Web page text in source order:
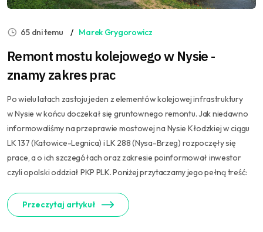
65 dni temu Marek Grygorowicz
Remont mostu kolejowego w Nysie -
znamy zakres prac
Po wielu latach zastoju jeden z elementów kolejowej infrastruktury
w Nysie w końcu doczekał się gruntownego remontu. Jak niedawno
informowaliśmy na przeprawie mostowej na Nysie Kłodzkiej w ciągu
LK 137 (Katowice-Legnica) i LK 288 (Nysa-Brzeg) rozpoczęły się
prace, a o ich szczegółach oraz zakresie poinformował inwestor
czyli opolski oddział PKP PLK. Poniżej przytaczamy jego pełną treść:
Przeczytaj artykuł